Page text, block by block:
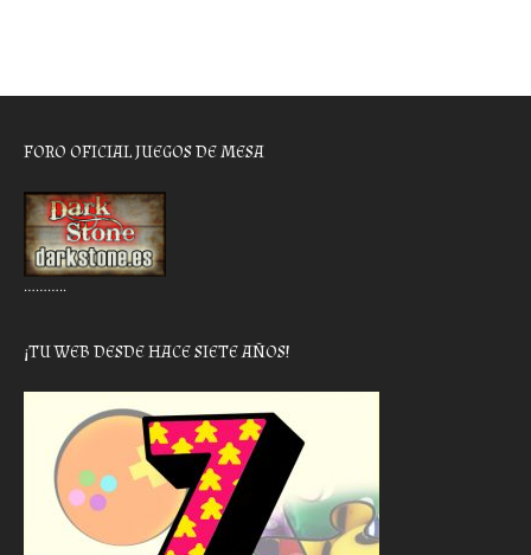
FORO OFICIAL JUEGOS DE MESA
………..
¡TU WEB DESDE HACE SIETE AÑOS!